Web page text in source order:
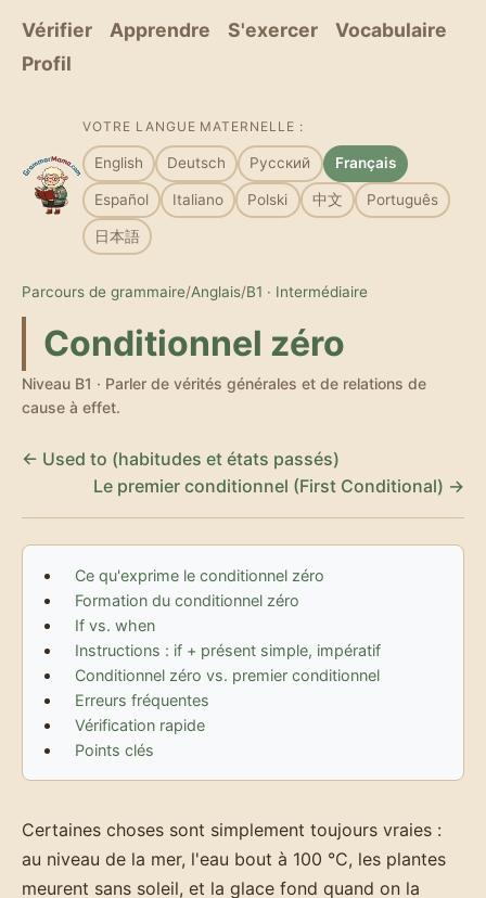
Vérifier Apprendre S'exercer
Vocabulaire
Profil
VOTRE LANGUE MATERNELLE :
English Deutsch Русский Français
Español Italiano Polski 中文 Português
日本語
Parcours de grammaire/Anglais/B1 · Intermédiaire
Conditionnel zéro
Niveau B1 · Parler de vérités générales et de relations de
cause à effet.
← Used to (habitudes et états passés)
Le premier conditionnel (First Conditional) →
Ce qu'exprime le conditionnel zéro
Formation du conditionnel zéro
If vs. when
Instructions : if + présent simple, impératif
Conditionnel zéro vs. premier conditionnel
Erreurs fréquentes
Vérification rapide
Points clés
Certaines choses sont simplement toujours vraies :
au niveau de la mer, l'eau bout à 100 °C, les plantes
meurent sans soleil, et la glace fond quand on la